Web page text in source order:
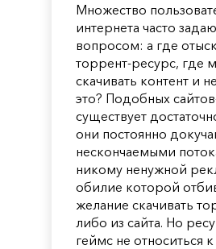
Множество
интернета часто
вопросом: а где
торрент-ресурс, где
скачивать контент и
это? Подобных
существует
они постоянно
нескончаемыми
никому ненужной
обилие которой
желание скачивать
либо из сайта. Но
геймс не относиться